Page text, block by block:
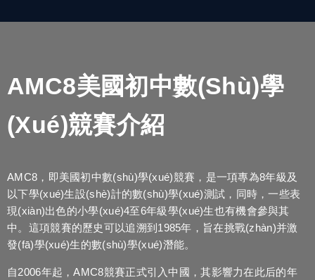
AMC8美國初中數(shù)學
(xué)競賽介紹
AMC8，即美國初中數(shù)學(xué)競賽，是一項專為8年級及
以下學(xué)生設(shè)計的數(shù)學(xué)測試，同時，一些表
現(xiàn)出色的小學(xué)4至6年級學(xué)生也有機會參與其
中。這項競賽的歷史可以追溯到1985年，旨在挑戰(zhàn)并激
發(fā)學(xué)生的數(shù)學(xué)潛能。
自2006年起，AMC8競賽正式引入中國，其影響力在此后的年